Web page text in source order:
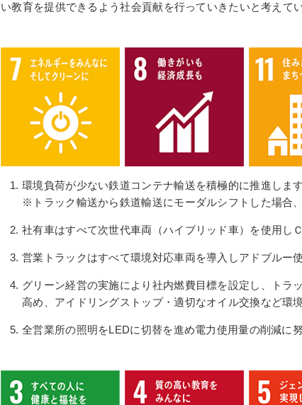
い教育を提供できるよう社会貢献を行っていきたいと考えてい
環境負荷が少ない鉄道コンテナ輸送を積極的に推進します
※トラック輸送から鉄道輸送にモーダルシフトした場合
社有車はすべて次世代車両（ハイブリッド車）を使用し
営業トラックはすべて環境対応車両を導入しアドブルー
グリーン経営の実施により社内燃費目標を設定し、トラ
高め、アイドリングストップ・適切なオイル交換など環
全営業所の照明をLEDに切替を進め電力使用量の削減に努